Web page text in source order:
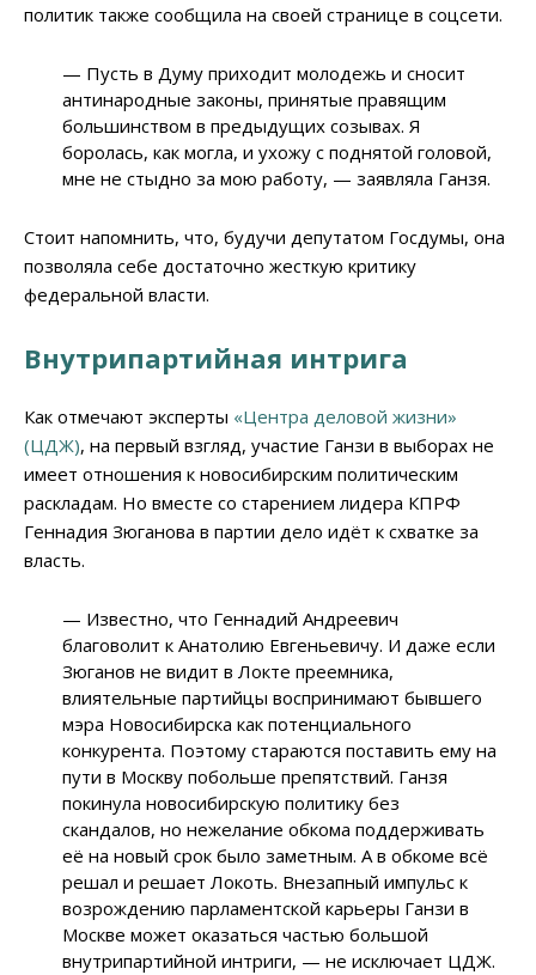
политик также сообщила на своей странице в соцсети.
— Пусть в Думу приходит молодежь и сносит
антинародные законы, принятые правящим
большинством в предыдущих созывах. Я
боролась, как могла, и ухожу с поднятой головой,
мне не стыдно за мою работу, — заявляла Ганзя.
Стоит напомнить, что, будучи депутатом Госдумы, она
позволяла себе достаточно жесткую критику
федеральной власти.
Внутрипартийная интрига
Как отмечают эксперты «Центра деловой жизни»
(ЦДЖ), на первый взгляд, участие Ганзи в выборах не
имеет отношения к новосибирским политическим
раскладам. Но вместе со старением лидера КПРФ
Геннадия Зюганова в партии дело идёт к схватке за
власть.
— Известно, что Геннадий Андреевич
благоволит к Анатолию Евгеньевичу. И даже если
Зюганов не видит в Локте преемника,
влиятельные партийцы воспринимают бывшего
мэра Новосибирска как потенциального
конкурента. Поэтому стараются поставить ему на
пути в Москву побольше препятствий. Ганзя
покинула новосибирскую политику без
скандалов, но нежелание обкома поддерживать
её на новый срок было заметным. А в обкоме всё
решал и решает Локоть. Внезапный импульс к
возрождению парламентской карьеры Ганзи в
Москве может оказаться частью большой
внутрипартийной интриги, — не исключает ЦДЖ.